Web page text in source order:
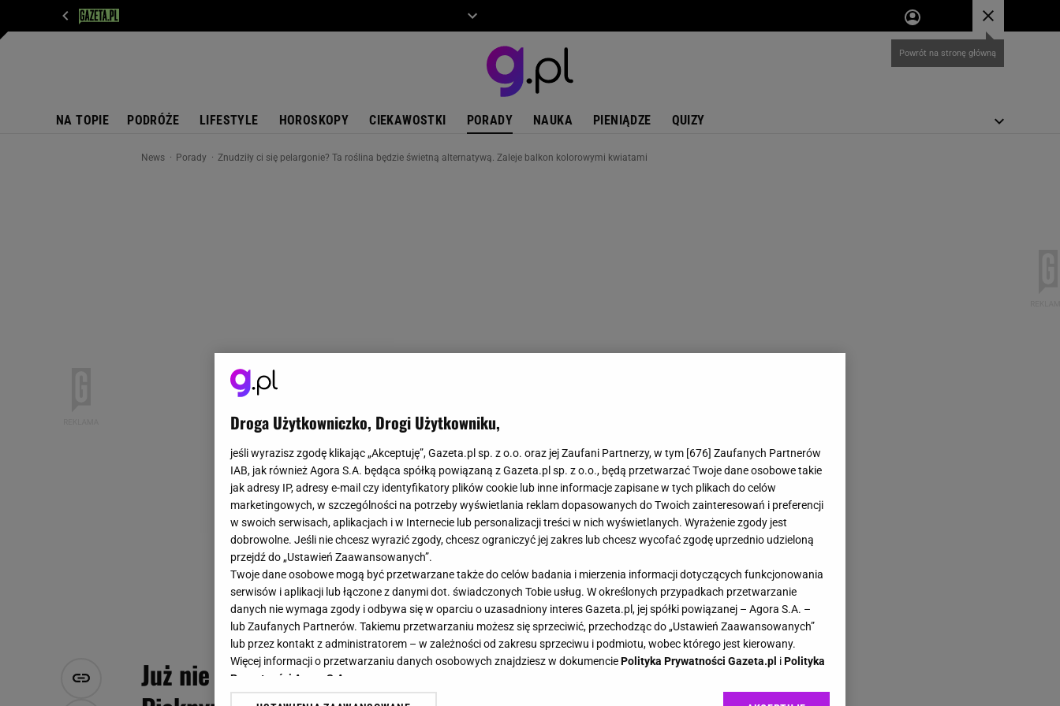
NA TOPIE PODRÓŻE LIFESTYLE HOROSKOPY CIEKAWOSTKI PORADY NAUKA PIENIĄDZE QUIZY
News Porady Znudziły ci się pelargonie? Ta roślina będzie świetną alternatywą. Zaleje balkon kolorowymi kwiatami
Już nie pelargonie. To nowa królowa polskich balkonów.
Droga Użytkowniczko, Drogi Użytkowniku,
jeśli wyrazisz zgodę klikając „Akceptuję”, Gazeta.pl sp. z o.o. oraz jej Zaufani Partnerzy, w tym [676] Zaufanych Partnerów
IAB, jak również Agora S.A. będąca spółką powiązaną z Gazeta.pl sp. z o.o., będą przetwarzać Twoje dane osobowe takie
jak adresy IP, adresy e-mail czy identyfikatory plików cookie lub inne informacje zapisane w tych plikach do celów
marketingowych, w szczególności na potrzeby wyświetlania reklam dopasowanych do Twoich zainteresowań i preferencji
w swoich serwisach, aplikacjach i w Internecie lub personalizacji treści w nich wyświetlanych. Wyrażenie zgody jest
dobrowolne. Jeśli nie chcesz wyrazić zgody, chcesz ograniczyć jej zakres lub chcesz wycofać zgodę uprzednio udzieloną
przejdź do „Ustawień Zaawansowanych”.
Twoje dane osobowe mogą być przetwarzane także do celów badania i mierzenia informacji dotyczących funkcjonowania
serwisów i aplikacji lub łączone z danymi dot. świadczonych Tobie usług. W określonych przypadkach przetwarzanie
danych nie wymaga zgody i odbywa się w oparciu o uzasadniony interes Gazeta.pl, jej spółki powiązanej – Agora S.A. –
lub Zaufanych Partnerów. Takiemu przetwarzaniu możesz się sprzeciwić, przechodząc do „Ustawień Zaawansowanych”
lub przez kontakt z administratorem – w zależności od zakresu sprzeciwu i podmiotu, wobec którego jest kierowany.
Więcej informacji o przetwarzaniu danych osobowych znajdziesz w dokumenciePolityka Prywatności Gazeta.pl iPolityka
Prywatności Agora S.A.